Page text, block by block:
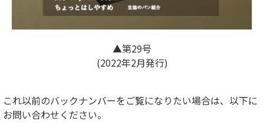
▲第29号
(2022年2月発行)
これ以前のバックナンバーをご覧になりたい場合は、以下に
お問い合わせください。